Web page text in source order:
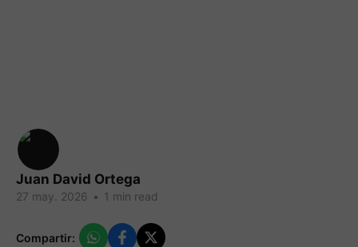
Juan David Ortega
27 may. 2026 • 1 min read
Compartir: